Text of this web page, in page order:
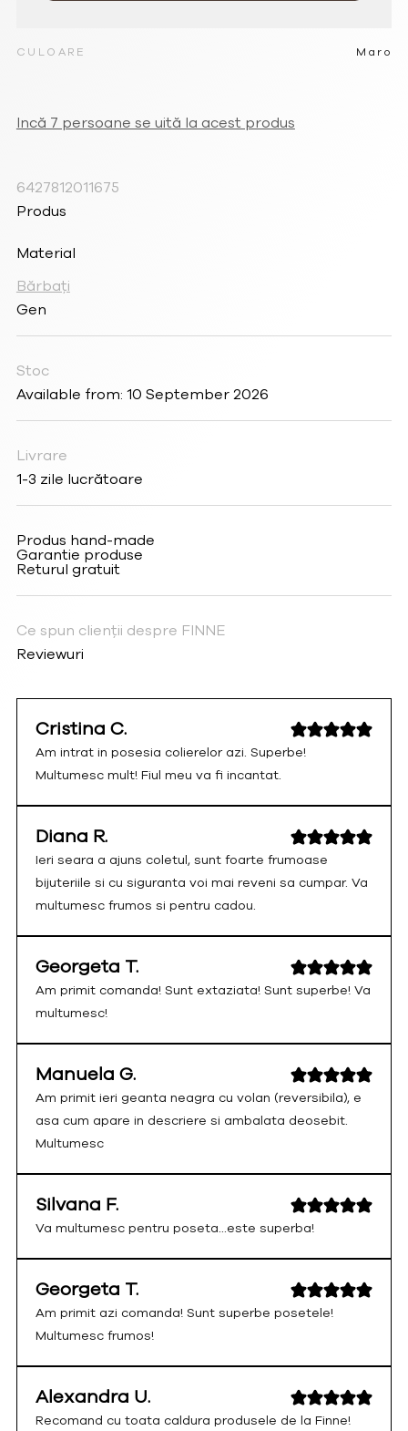
CULOARE Maro
Incă 7 persoane se uită la acest produs
6427812011675
Produs
Material
Bărbați
Gen
Stoc
Available from: 10 September 2026
Livrare
1-3 zile lucrătoare
Produs hand-made
Garantie produse
Returul gratuit
Ce spun clienții despre FINNE
Reviewuri
Cristina C.
Am intrat in posesia colierelor azi. Superbe!
Multumesc mult! Fiul meu va fi incantat.
Diana R.
Ieri seara a ajuns coletul, sunt foarte frumoase
bijuteriile si cu siguranta voi mai reveni sa cumpar. Va
multumesc frumos si pentru cadou.
Georgeta T.
Am primit comanda! Sunt extaziata! Sunt superbe! Va
multumesc!
Manuela G.
Am primit ieri geanta neagra cu volan (reversibila), e
asa cum apare in descriere si ambalata deosebit.
Multumesc
Silvana F.
Va multumesc pentru poseta...este superba!
Georgeta T.
Am primit azi comanda! Sunt superbe posetele!
Multumesc frumos!
Alexandra U.
Recomand cu toata caldura produsele de la Finne!